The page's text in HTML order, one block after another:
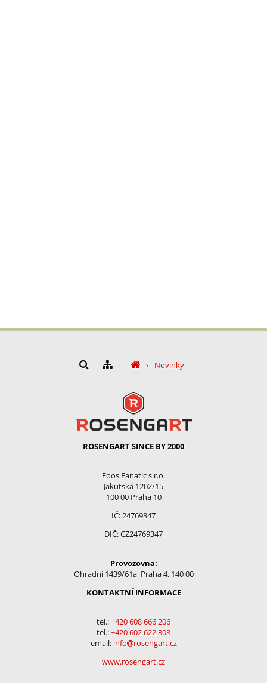
› Novinky
ROSENGART SINCE BY 2000
Foos Fanatic s.r.o.
Jakutská 1202/15
100 00 Praha 10
IČ: 24769347
DIČ: CZ24769347
Provozovna:
Ohradní 1439/61a, Praha 4, 140 00
KONTAKTNÍ INFORMACE
tel.:+420 608 666 206
tel.:+420 602 622 308
email: info
rosengart.cz
www.rosengart.cz